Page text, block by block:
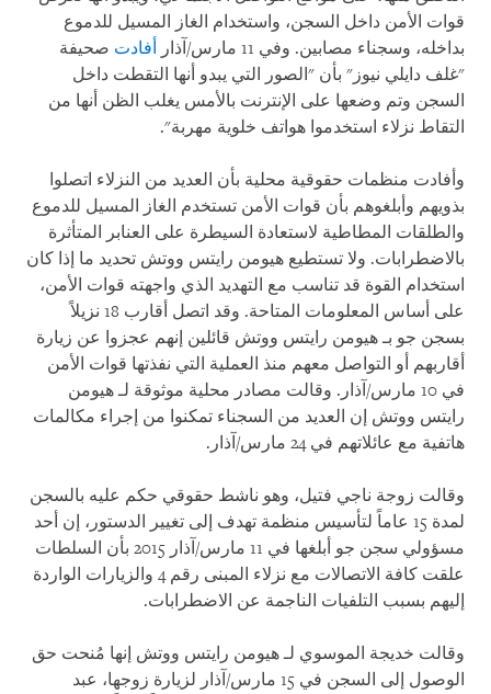
قوات الأمن داخل السجن، واستخدام الغاز المسيل للدموع
بداخله، وسجناء مصابين. وفي 11 مارس/آذار
أفادت صحيفة
"غلف دايلي نيوز" بأن "الصور التي يبدو أنها التقطت داخل
السجن وتم وضعها على الإنترنت بالأمس يغلب الظن أنها من
التقاط نزلاء استخدموا هواتف خلوية مهربة".
وأفادت منظمات حقوقية محلية بأن العديد من النزلاء اتصلوا
بذويهم وأبلغوهم بأن قوات الأمن تستخدم الغاز المسيل للدموع
والطلقات المطاطية لاستعادة السيطرة على العنابر المتأثرة
بالاضطرابات. ولا تستطيع هيومن رايتس ووتش تحديد ما إذا كان
استخدام القوة قد تناسب مع التهديد الذي واجهته قوات الأمن،
على أساس المعلومات المتاحة. وقد اتصل أقارب 18 نزيلاً
بسجن جو بـ هيومن رايتس ووتش قائلين إنهم عجزوا عن زيارة
أقاربهم أو التواصل معهم منذ العملية التي نفذتها قوات الأمن
في 10 مارس/آذار. وقالت مصادر محلية موثوقة لـ هيومن
رايتس ووتش إن العديد من السجناء تمكنوا من إجراء مكالمات
هاتفية مع عائلاتهم في 24 مارس/آذار.
وقالت زوجة ناجي فتيل، وهو ناشط حقوقي حكم عليه بالسجن
لمدة 15 عاماً لتأسيس منظمة تهدف إلى تغيير الدستور، إن أحد
مسؤولي سجن جو أبلغها في 11 مارس/آذار 2015 بأن السلطات
علقت كافة الاتصالات مع نزلاء المبنى رقم 4 والزيارات الواردة
إليهم بسبب التلفيات الناجمة عن الاضطرابات.
وقالت خديجة الموسوي لـ هيومن رايتس ووتش إنها مُنحت حق
الوصول إلى السجن في 15 مارس/آذار لزيارة زوجها، عبد